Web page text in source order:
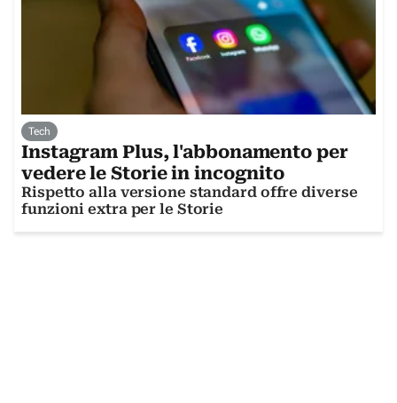
Tech
Instagram Plus, l'abbonamento per
vedere le Storie in incognito
Rispetto alla versione standard offre diverse
funzioni extra per le Storie